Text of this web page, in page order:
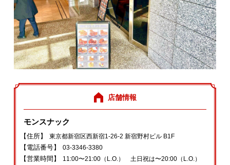
店舗情報
モンスナック
【住所】 東京都新宿区西新宿1-26-2 新宿野村ビル B1F
【電話番号】 03-3346-3380
【営業時間】 11:00〜21:00（L.O.） 土日祝は〜20:00（L.O.）